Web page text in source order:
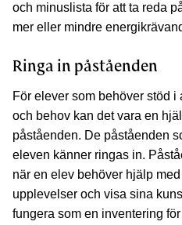
och minuslista för att ta reda
mer eller mindre
Ringa in påståenden
För elever som behöver stöd
och behov kan det vara en
påståenden. De påståenden
eleven känner ringas in.
när en elev behöver hjälp
upplevelser och visa sina
fungera som en inventering